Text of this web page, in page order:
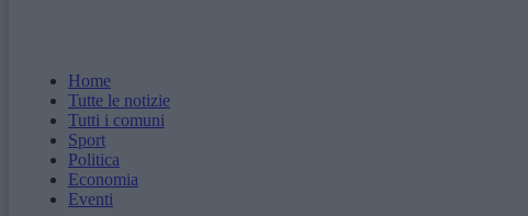
Home
Tutte le notizie
Tutti i comuni
Sport
Politica
Economia
Eventi